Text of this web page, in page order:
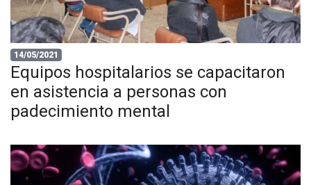
14/05/2021
Equipos hospitalarios se capacitaron
en asistencia a personas con
padecimiento mental